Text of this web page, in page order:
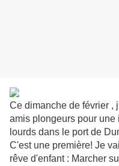
Ce dimanche de février ,
amis plongeurs pour une
lourds dans le port de
C'est une première! Je
rêve d'enfant : Marcher